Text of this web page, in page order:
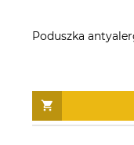
Poduszka